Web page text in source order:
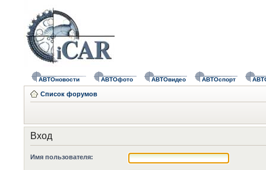
АВТОновости АВТОфото АВТОвидео АВТОспорт
Список форумов
Вход
Имя пользователя: